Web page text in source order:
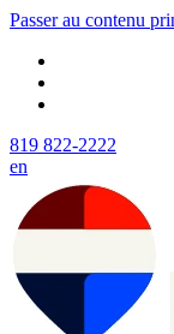
Passer au contenu
819 822-2222
en